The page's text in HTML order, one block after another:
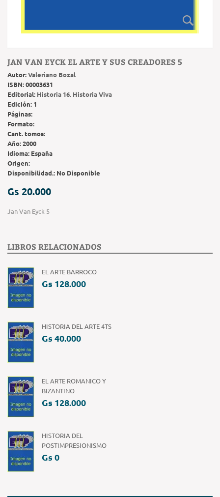
JAN VAN EYCK EL ARTE Y SUS CREADORES 5
Autor:Valeriano Bozal
ISBN:00003631
Editorial: Historia 16. Historia Viva
Edición: 1
Páginas:
Formato:
Cant. tomos:
Año:2000
Idioma: España
Origen:
Disponibilidad.: No Disponible
Gs 20.000
Jan Van Eyck 5
LIBROS RELACIONADOS
EL ARTE BARROCO
Gs 128.000
HISTORIA DEL ARTE 4TS
Gs 40.000
EL ARTE ROMANICO Y
BIZANTINO
Gs 128.000
HISTORIA DEL
POSTIMPRESIONISMO
Gs 0